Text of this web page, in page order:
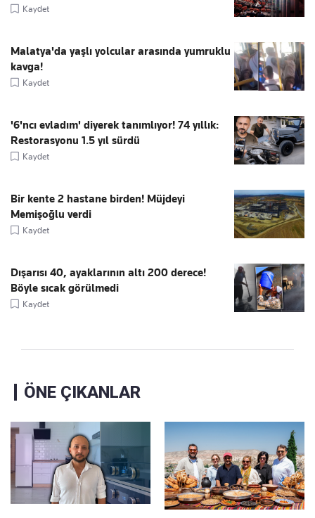
Kaydet
Malatya'da yaşlı yolcular arasında yumruklu
kavga!
Kaydet
'6'ncı evladım' diyerek tanımlıyor! 74 yıllık:
Restorasyonu 1.5 yıl sürdü
Kaydet
Bir kente 2 hastane birden! Müjdeyi
Memişoğlu verdi
Kaydet
Dışarısı 40, ayaklarının altı 200 derece!
Böyle sıcak görülmedi
Kaydet
ÖNE ÇIKANLAR